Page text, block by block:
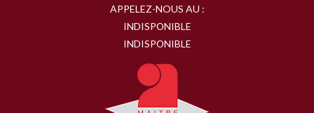
APPELEZ-NOUS AU :
INDISPONIBLE
INDISPONIBLE